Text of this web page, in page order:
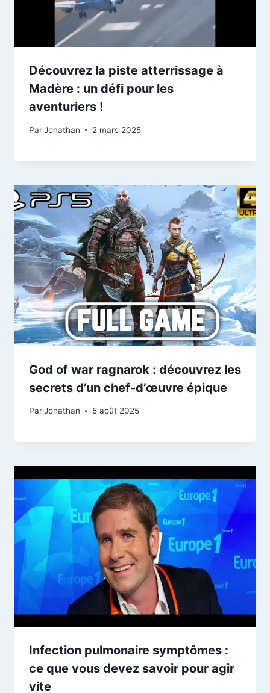
Découvrez la piste atterrissage à
Madère : un défi pour les
aventuriers !
ParJonathan 2 mars 2025
God of war ragnarok : découvrez les
secrets d’un chef-d’œuvre épique
ParJonathan 5 août 2025
Infection pulmonaire symptômes :
ce que vous devez savoir pour agir
vite